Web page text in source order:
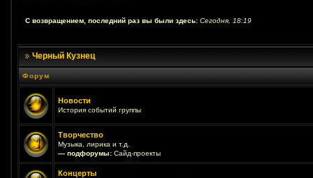
С возвращением, последний раз вы были здесь: Сегодня, 18:19
Черный Кузнец
Форум
Новости
История событий группы
Творчество
Музыка, лирика и т.д.
— подфорумы: Сайд-проекты
Концерты